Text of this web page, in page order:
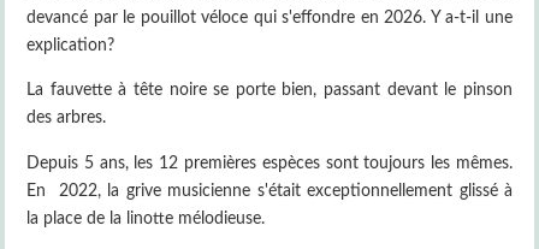
devancé par le pouillot véloce qui s'effondre en 2026. Y a-t-il une
explication?
La fauvette à tête noire se porte bien, passant devant le pinson
des arbres.
Depuis 5 ans, les 12 premières espèces sont toujours les mêmes.
En 2022, la grive musicienne s'était exceptionnellement glissé à
la place de la linotte mélodieuse.